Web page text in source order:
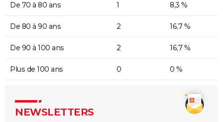
De 70 à 80 ans 1 8,3 %
De 80 à 90 ans 2 16,7 %
De 90 à 100 ans 2 16,7 %
Plus de 100 ans 0 0 %
NEWSLETTERS